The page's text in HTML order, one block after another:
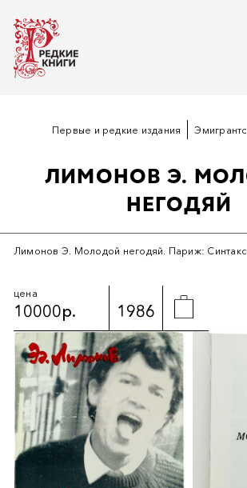
Первые и редкие издания
ЛИМОНОВ Э.
НЕГОДЯЙ
Лимонов Э. Молодой негодяй. Париж:
цена
10000р. 1986